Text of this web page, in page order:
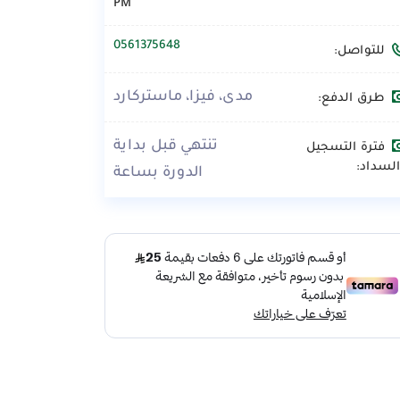
PM
للتواصل: 0561375648
طرق الدفع: مدى، فيزا، ماستركارد
فترة التسجيل
تنتهي قبل بداية
الدورة بساعة